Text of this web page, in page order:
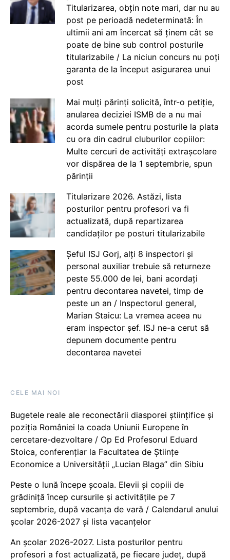
Titularizarea, obțin note mari, dar nu au
post pe perioadă nedeterminată: În
ultimii ani am încercat să ținem cât se
poate de bine sub control posturile
titularizabile / La niciun concurs nu poți
garanta de la început asigurarea unui
post
Mai mulți părinți solicită, într-o petiție,
anularea deciziei ISMB de a nu mai
acorda sumele pentru posturile la plata
cu ora din cadrul cluburilor copiilor:
Multe cercuri de activități extrașcolare
vor dispărea de la 1 septembrie, spun
părinții
Titularizare 2026. Astăzi, lista
posturilor pentru profesori va fi
actualizată, după repartizarea
candidaților pe posturi titularizabile
Șeful ISJ Gorj, alți 8 inspectori și
personal auxiliar trebuie să returneze
peste 55.000 de lei, bani acordați
pentru decontarea navetei, timp de
peste un an / Inspectorul general,
Marian Staicu: La vremea aceea nu
eram inspector șef. ISJ ne-a cerut să
depunem documente pentru
decontarea navetei
CELE MAI NOI
Bugetele reale ale reconectării diasporei științifice și
poziția României la coada Uniunii Europene în
cercetare-dezvoltare / Op Ed Profesorul Eduard
Stoica, conferențiar la Facultatea de Științe
Economice a Universității „Lucian Blaga” din Sibiu
Peste o lună începe școala. Elevii și copiii de
grădiniță încep cursurile și activitățile pe 7
septembrie, după vacanța de vară / Calendarul anului
școlar 2026-2027 și lista vacanțelor
An școlar 2026-2027. Lista posturilor pentru
profesori a fost actualizată, pe fiecare județ, după